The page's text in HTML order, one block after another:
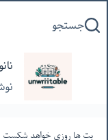
به
جستجو
بت ها روزى خواهد شكست